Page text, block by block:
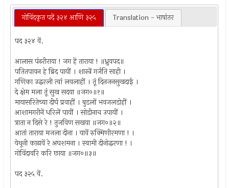
गोविंदकृत पदें ३२४ आणि ३२५ Translation - भाषांतर
पद ३२४ वें.
आलास पंढरीराया ! जग हें ताराया ! ॥ध्रुवपद॥
पतितपावन हे ब्रिद पायीं । शास्त्रें गर्जति साही ।
गणिका उद्धरली त्वां लवलाहीं । तूं दिनजनसुखदाई ।
दे क्षेम मला तूं सुख सदया ॥जग०॥१॥
मायासरितेच्या दीर्घ प्रवाहीं । बुडलों भवजलडोहीं ।
आशामगरीनें धरिलें पायीं । सोडीनाच उपायीं ।
त्राता न दिसे रे ! तुजविण सखया ॥जग०॥२॥
आतां ताराया मजला दीना । यावें रुक्मिणीरमणा ! ।
येथूनी काढावें रे अघशमना । स्वामी दीनोद्धरणा ! ।
गोविंदावरि करि छाया ॥जग०॥३॥
पद ३२५ वें.